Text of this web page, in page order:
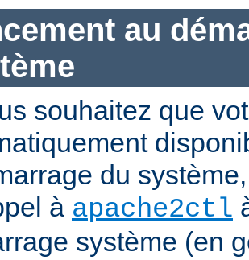
au
souhaitez que
du
à apache2ctl
système (en